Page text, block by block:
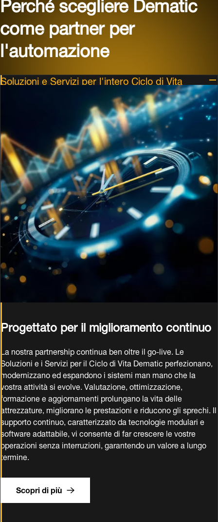
come partner per
l'automazione
Soluzioni e Servizi per l'intero Ciclo di Vita
Progettato per il miglioramento continuo
La nostra partnership continua ben oltre il go-live. Le
Soluzioni e i Servizi per il Ciclo di Vita Dematic perfezionano,
modernizzano ed espandono i sistemi man mano che la
vostra attività si evolve. Valutazione, ottimizzazione,
formazione e aggiornamenti prolungano la vita delle
attrezzature, migliorano le prestazioni e riducono gli sprechi. Il
supporto continuo, caratterizzato da tecnologie modulari e
software adattabile, vi consente di far crescere le vostre
operazioni senza interruzioni, garantendo un valore a lungo
termine.
Scopri di più